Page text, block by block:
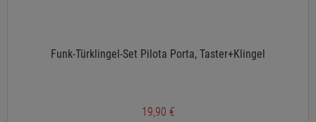
Funk-Türklingel-Set Pilota Porta, Taster+Klingel
19,90 €